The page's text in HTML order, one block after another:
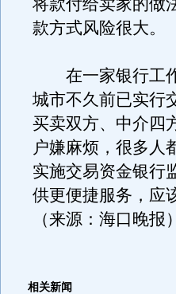
将款付给卖家的做
款方式风险很大。
在一家银行工作
城市不久前已实行
买卖双方、中介四
户嫌麻烦，很多人
实施交易资金银行
供更便捷服务，应
（来源：海口晚报）
相关新闻